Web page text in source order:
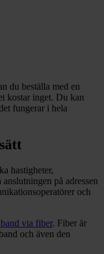
du beställa med en
kostar inget. Du kan
fungerar i hela
hastigheter,
på adressen
och
via fiber. Fiber är
och även den